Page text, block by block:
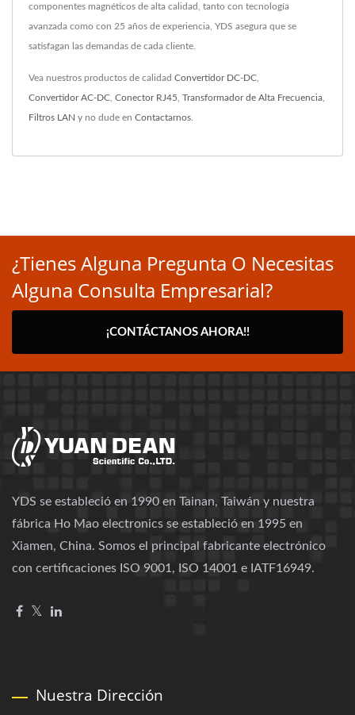
componentes magnéticos de alta calidad, tanto con tecnología
avanzada como con 25 años de experiencia, YDS asegura que se
satisfagan las demandas de cada cliente.
Vea nuestros productos de calidad Convertidor DC-DC
Convertidor AC-DC Conector RJ45 Transformador de Alta Frecuencia
Filtros LAN y no dude en Contactarnos
¿Tienes Alguna Pregunta O Necesitas
Alguna Consulta Empresarial?
¡CONTÁCTANOS AHORA!!
YDS se estableció en 1990 en Tainan, Taiwán y nuestra
fábrica Ho Mao electronics se estableció en 1995 en
Xiamen, China. Somos el principal fabricante electrónico
con certificaciones ISO 9001, ISO 14001 e IATF16949.
Nuestra Dirección